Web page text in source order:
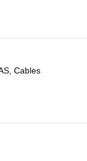
, Cables